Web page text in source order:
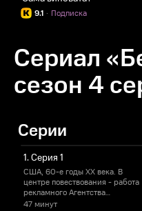
9.1 Подписка
·
Сериал
сезон 4
Серии
1. Серия 1
США, 60-е годы ХХ века. В
центре повествования - работа
рекламного Агентства
«Стерлинг-Купер»,
47 минут